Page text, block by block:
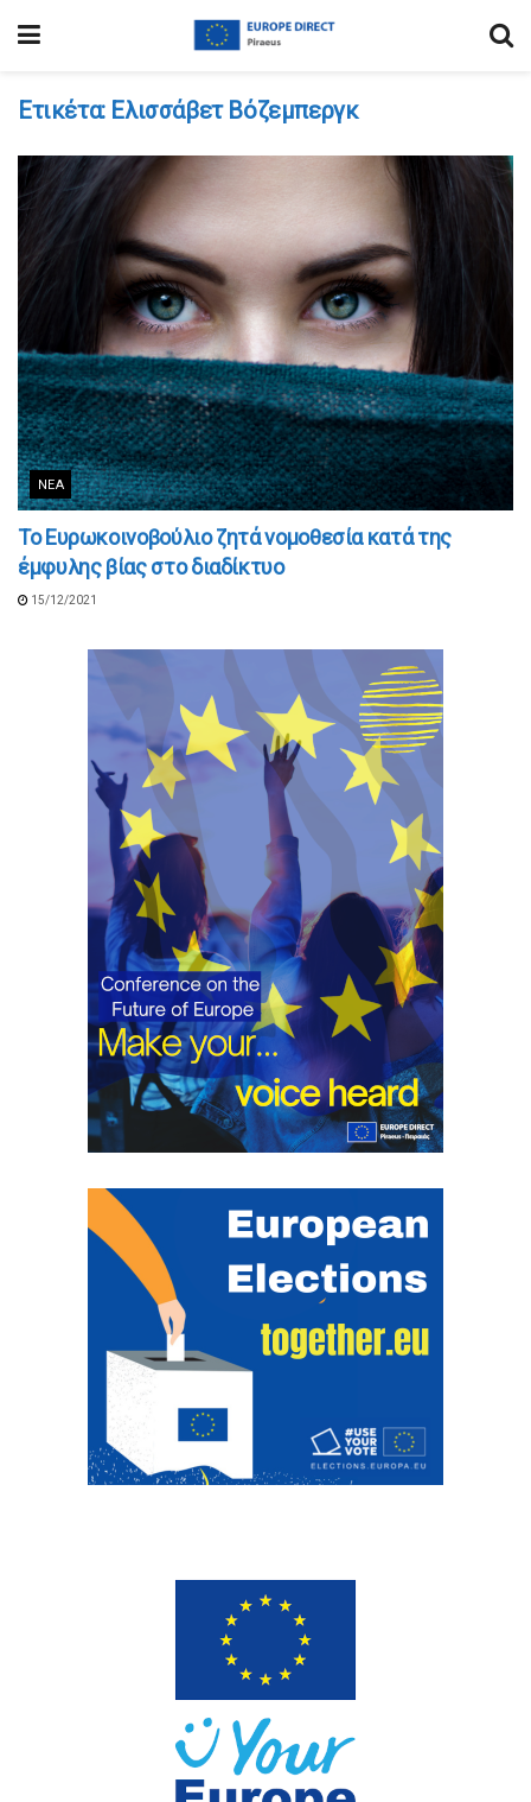
Ετικέτα: Ελισσάβετ Βόζεμπεργκ
ΝΈΑ
Το Ευρωκοινοβούλιο ζητά νομοθεσία κατά της
έμφυλης βίας στο διαδίκτυο
15/12/2021